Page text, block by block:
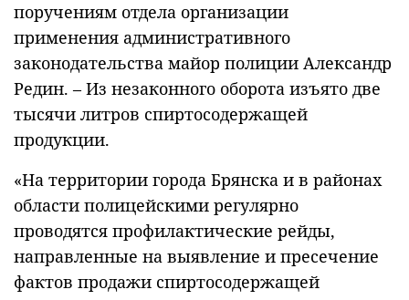
поручениям отдела организации
применения административного
законодательства майор полиции Александр
Редин. – Из незаконного оборота изъято две
тысячи литров спиртосодержащей
продукции.
«На территории города Брянска и в районах
области полицейскими регулярно
проводятся профилактические рейды,
направленные на выявление и пресечение
фактов продажи спиртосодержащей